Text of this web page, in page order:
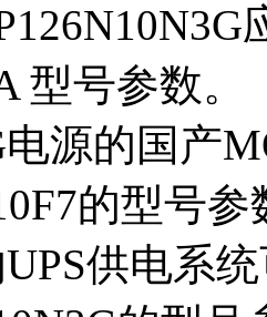
型号参数。
源的国产
的型号参
供电系